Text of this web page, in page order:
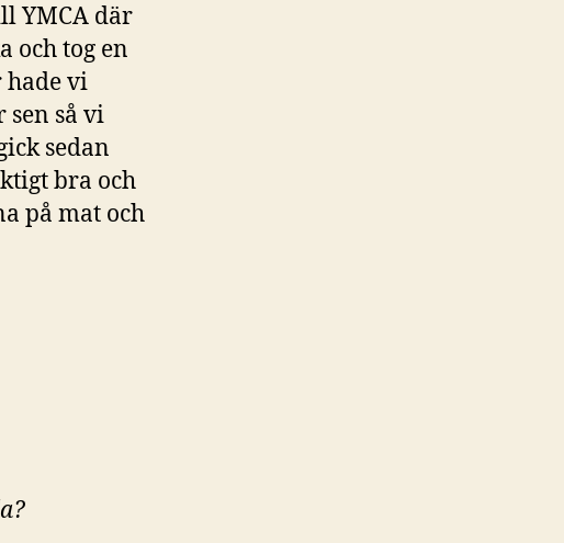
YMCA där
och tog en
vi
så vi
sedan
bra och
på mat och